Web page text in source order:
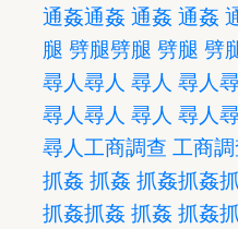
通姦通姦 通姦 通姦
腿 劈腿劈腿 劈腿 劈
尋人尋人 尋人 尋人
尋人尋人 尋人 尋人
尋人工商調查 工商
抓姦 抓姦 抓姦抓姦
抓姦抓姦 抓姦 抓姦